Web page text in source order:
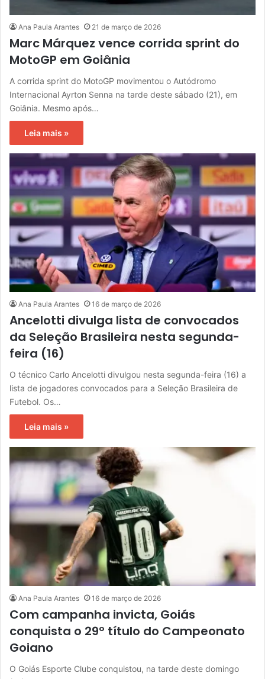
Ana Paula Arantes 21 de março de 2026
Marc Márquez vence corrida sprint do
MotoGP em Goiânia
A corrida sprint do MotoGP movimentou o Autódromo
Internacional Ayrton Senna na tarde deste sábado (21), em
Goiânia. Mesmo após…
Leia mais »
Ana Paula Arantes 16 de março de 2026
Ancelotti divulga lista de convocados
da Seleção Brasileira nesta segunda-
feira (16)
O técnico Carlo Ancelotti divulgou nesta segunda-feira (16) a
lista de jogadores convocados para a Seleção Brasileira de
Futebol. Os…
Leia mais »
Ana Paula Arantes 16 de março de 2026
Com campanha invicta, Goiás
conquista o 29º título do Campeonato
Goiano
O Goiás Esporte Clube conquistou, na tarde deste domingo